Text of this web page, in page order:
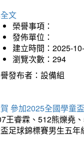
文
榮譽事項：
發佈單位：
建立時間：2025-
瀏覽次數：294
發布者：設備組
參加2025全國學童
王睿霖、512熊爍堯
足球錦標賽男生五